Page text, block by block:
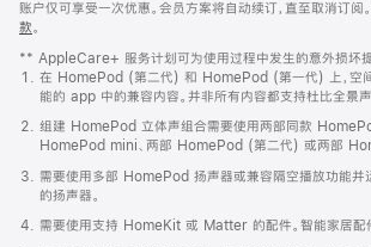
账户仅可享受一次优惠。会员方案将自动续订，直至取消订阅
款。
窗
口
中
打
开)
** AppleCare+ 服务计划可为使用过程中发生的意外损坏提
在 HomePod (第二代) 和 HomePod (第一代) 上，空
能的 app 中的兼容内容。并非所有内容都支持杜比全景声
组建 HomePod 立体声组合需要使用两部同款
HomePod mini、两部 HomePod (第二代) 或两部
需要使用多部 HomePod 扬声器或兼容隔空播放功能并
的扬声器。
需要使用支持 HomeKit 或 Matter 的配件。智能家居配